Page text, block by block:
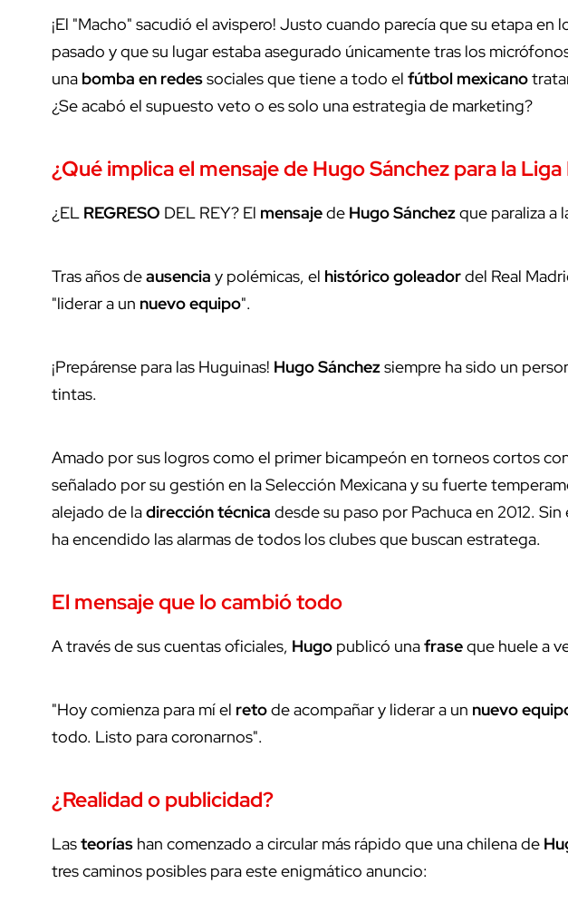
¡El "Macho" sacudió el avispero! Justo cuando parecía que su etapa en
pasado y que su lugar estaba asegurado únicamente tras los
una bomba en redessociales que tiene a todo el fútbol mexicano
¿Se acabó el supuesto veto o es solo una estrategia de marketing?
¿Qué implica el mensaje de Hugo Sánchez para la Liga
¿EL REGRESO DEL REY? El mensajede Hugo Sánchezque paraliza a
Tras años deausencia y polémicas, el histórico goleadordel Real
"liderar a un nuevo equipo".
¡Prepárense para las Huguinas! Hugo Sánchezsiempre ha sido un
tintas.
Amado por sus logros como el primer bicampeón en torneos cortos
señalado por su gestión en la Selección Mexicana y su fuerte
alejado de ladirección técnica desde su paso por Pachuca en 2012.
ha encendido las alarmas de todos los clubes que buscan estratega.
El mensajeque locambió todo
A través de sus cuentas oficiales, Hugo publicó unafraseque huele a
"Hoy comienza para mí el retode acompañar y liderar a un nuevo
todo. Listo para coronarnos".
¿Realidadopublicidad?
Lasteorías han comenzado a circular más rápido que una chilena de
tres caminos posibles para este enigmático anuncio: